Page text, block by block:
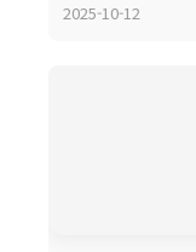
2025-10-12